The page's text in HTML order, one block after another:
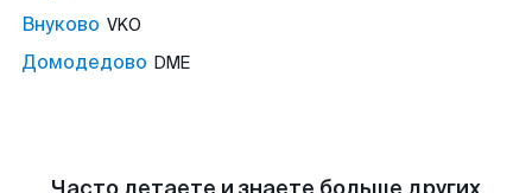
Внуково VKO
Домодедово DME